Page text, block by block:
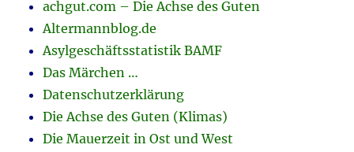
achgut.com – Die Achse des Guten
Altermannblog.de
Asylgeschäftsstatistik BAMF
Das Märchen …
Datenschutzerklärung
Die Achse des Guten (Klimas)
Die Mauerzeit in Ost und West